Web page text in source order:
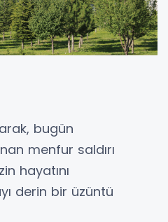
bugün
menfur saldırı
hayatını
derin bir üzüntü